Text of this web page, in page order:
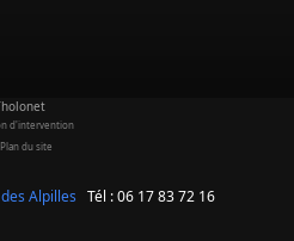
d'intervention
Plan du site
Alpilles Tél : 06 17 83 72 16